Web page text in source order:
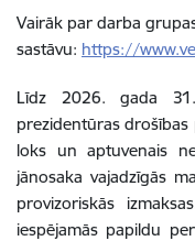
Vairāk par darba
sastāvu: https://
Līdz 2026. gada
prezidentūras drošības
loks un aptuvenais
jānosaka vajadzīgās
provizoriskās
iespējamās papildu